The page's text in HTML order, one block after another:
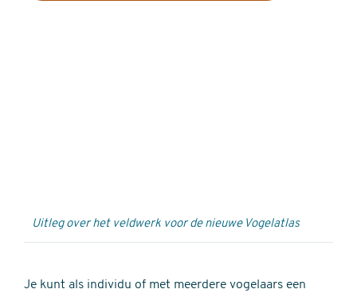
Uitleg over het veldwerk voor de nieuwe Vogelatlas
Je kunt als individu of met meerdere vogelaars een